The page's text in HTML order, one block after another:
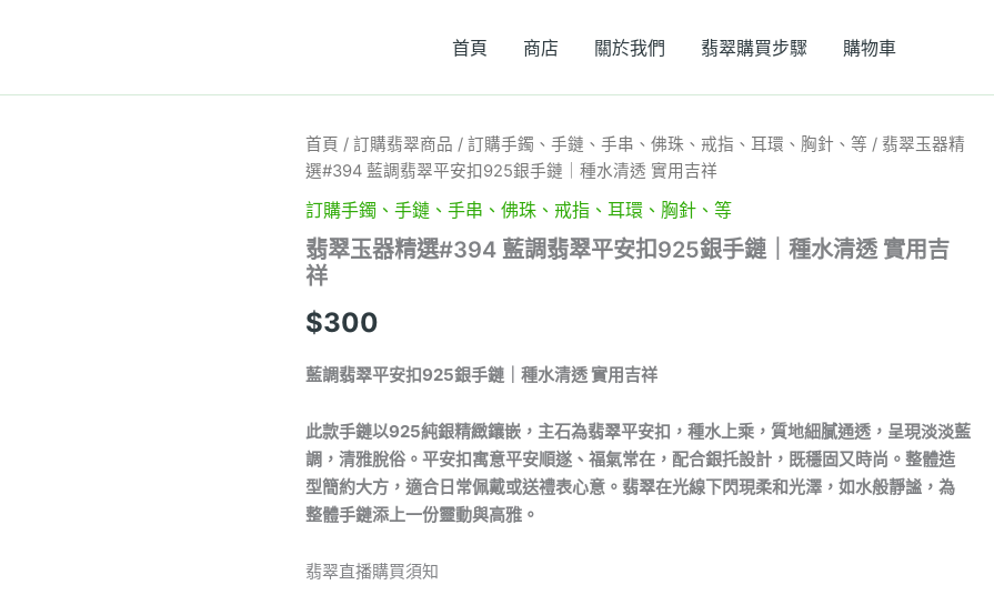
首頁 商店 關於我們 翡翠購買步驟 購物車
首頁 /訂購翡翠商品 /訂購手鐲、手鏈、手串、佛珠、戒指、耳環、胸針、等 / 翡翠玉器精
選#394 藍調翡翠平安扣925銀手鏈｜種水清透 實用吉祥
訂購手鐲、手鏈、手串、佛珠、戒指、耳環、胸針、等
翡翠玉器精選#394 藍調翡翠平安扣925銀手鏈｜種水清透 實用吉
祥
$300
藍調翡翠平安扣925銀手鏈｜種水清透 實用吉祥
此款手鏈以925純銀精緻鑲嵌，主石為翡翠平安扣，種水上乘，質地細膩通透，呈現淡淡藍
調，清雅脫俗。平安扣寓意平安順遂、福氣常在，配合銀托設計，既穩固又時尚。整體造
型簡約大方，適合日常佩戴或送禮表心意。翡翠在光線下閃現柔和光澤，如水般靜謐，為
整體手鏈添上一份靈動與高雅。
翡翠直播購買須知
翡
翠
玉
器
選
#394
調
翡
翠
平
扣
925
銀
手
鏈
種
水